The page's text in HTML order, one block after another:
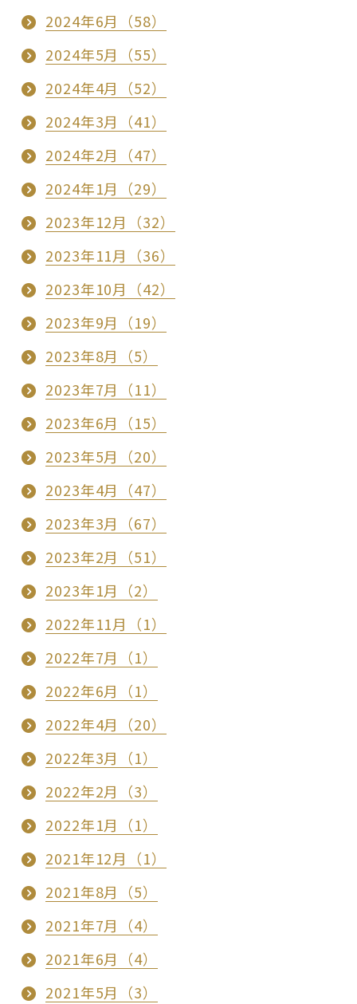
2024年6月（58）
2024年5月（55）
2024年4月（52）
2024年3月（41）
2024年2月（47）
2024年1月（29）
2023年12月（32）
2023年11月（36）
2023年10月（42）
2023年9月（19）
2023年8月（5）
2023年7月（11）
2023年6月（15）
2023年5月（20）
2023年4月（47）
2023年3月（67）
2023年2月（51）
2023年1月（2）
2022年11月（1）
2022年7月（1）
2022年6月（1）
2022年4月（20）
2022年3月（1）
2022年2月（3）
2022年1月（1）
2021年12月（1）
2021年8月（5）
2021年7月（4）
2021年6月（4）
2021年5月（3）